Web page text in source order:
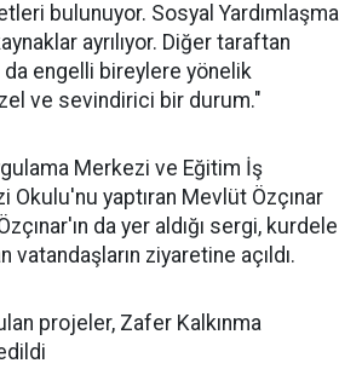
bulunuyor. Sosyal Yardımlaşma
ayrılıyor. Diğer taraftan
da engelli bireylere yönelik
ve sevindirici bir durum."
Merkezi ve Eğitim İş
Okulu'nu yaptıran Mevlüt Özçınar
da yer aldığı sergi, kurdele
vatandaşların ziyaretine açıldı.
projeler, Zafer Kalkınma